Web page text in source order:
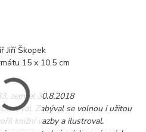
Jiří Škopek
15 x 10,5 cm
zemřel 30.8.2018
Zabýval se volnou i užitou
knižní vazby a ilustroval.